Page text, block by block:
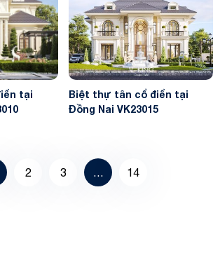
tại
Biệt thự tân cổ điển tại
Đồng Nai VK23015
2 3 … 14